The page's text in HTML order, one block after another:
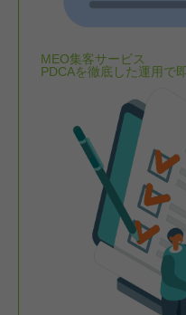
MEO集客サービス
PDCAを徹底した運用で